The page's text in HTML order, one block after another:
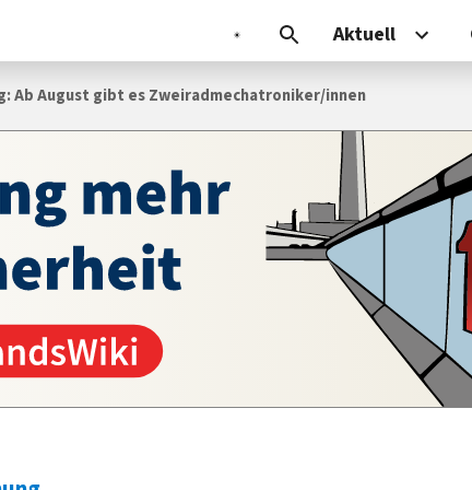
Aktuell
Ab August gibt es Zweiradmechatroniker/innen